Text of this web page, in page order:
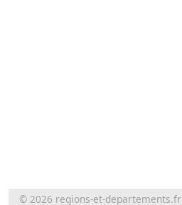
© 2026 regions-et-departements.fr